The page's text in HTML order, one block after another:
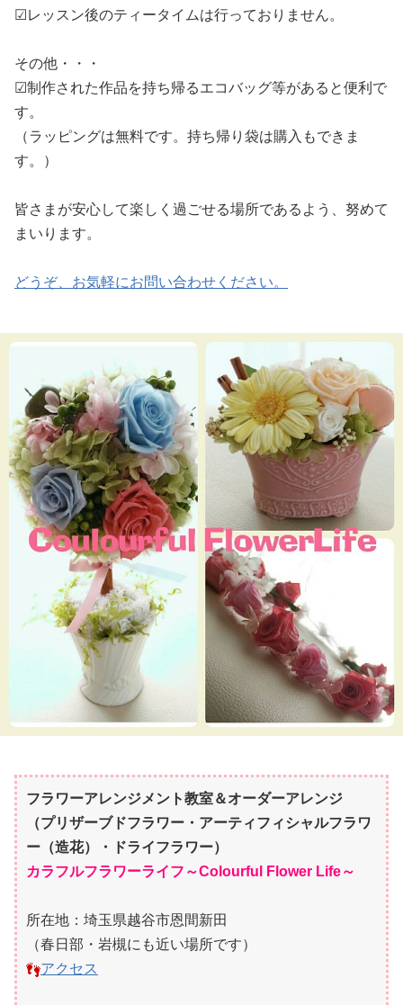
☑レッスン後のティータイムは行っておりません。
その他・・・
☑制作された作品を持ち帰るエコバッグ等があると便利で
す。
（ラッピングは無料です。持ち帰り袋は購入もできま
す。）
皆さまが安心して楽しく過ごせる場所であるよう、努めて
まいります。
どうぞ、お気軽にお問い合わせください。​
フラワーアレンジメント教室＆オーダーアレンジ
（プリザーブドフラワー・アーティフィシャルフラワ
ー（造花）・ドライフラワー）
カラフルフラワーライフ～Colourful Flower Life～
所在地：埼玉県越谷市恩間新田
（春日部・岩槻にも近い場所です）
アクセス